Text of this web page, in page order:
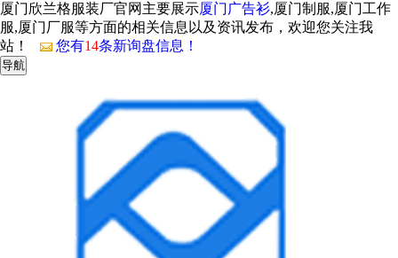
厦门欣兰格服装厂官网主要展示厦门广告衫,厦门制服,厦门工作
服,厦门厂服等方面的相关信息以及资讯发布，欢迎您关注我
站！
您有14条新询盘信息！
导航